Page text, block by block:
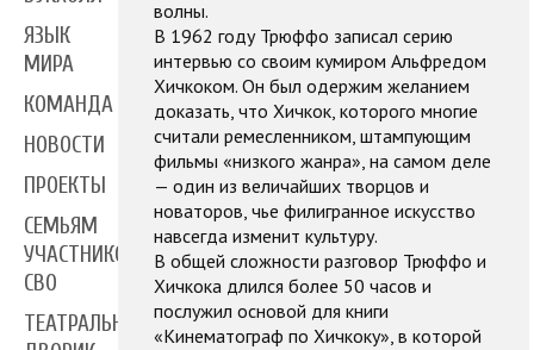
ЯЗЫК
МИРА
КОМАНДА
НОВОСТИ
ПРОЕКТЫ
СЕМЬЯМ
УЧАСТНИКОВ
СВО
ТЕАТРАЛЬНЫЙ
волны.
В 1962 году Трюффо записал серию
интервью со своим кумиром Альфредом
Хичкоком. Он был одержим желанием
доказать, что Хичкок, которого многие
считали ремесленником, штампующим
фильмы «низкого жанра», на самом деле
— один из величайших творцов и
новаторов, чье филигранное искусство
навсегда изменит культуру.
В общей сложности разговор Трюффо и
Хичкока длился более 50 часов и
послужил основой для книги
«Кинематограф по Хичкоку», в которой